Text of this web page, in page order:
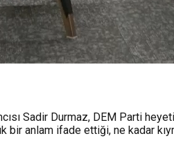
Sadir Durmaz, DEM Parti
anlam ifade ettiği, ne kadar